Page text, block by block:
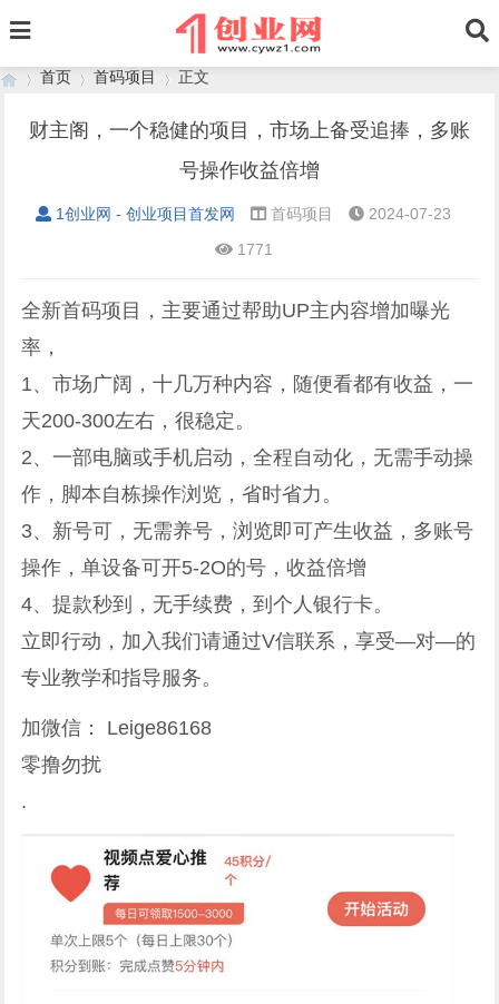
首页 首码项目 正文
财主阁，一个稳健的项目，市场上备受追捧，多账
号操作收益倍增
1创业网 - 创业项目首发网 首码项目
2024-07-23
1771
全新首码项目，主要通过帮助UP主内容增加曝光
率，
1、市场广阔，十几万种内容，随便看都有收益，一
天200-300左右，很稳定。
2、一部电脑或手机启动，全程自动化，无需手动操
作，脚本自栋操作浏览，省时省力。
3、新号可，无需养号，浏览即可产生收益，多账号
操作，单设备可开5-2O的号，收益倍增
4、提款秒到，无手续费，到个人银行卡。
立即行动，加入我们请通过V信联系，享受—对—的
专业教学和指导服务。
加微信： Leige86168
零撸勿扰
.